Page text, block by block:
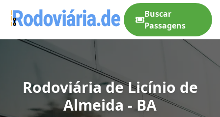
Buscar
Passagens
Rodoviária de Licínio de
Almeida - BA